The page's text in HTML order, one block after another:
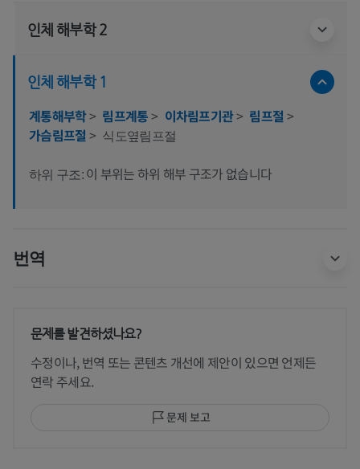
인체 해부학 2
인체 해부학 1
계통해부학> 림프계통> 이차림프기관> 림프절 >
가슴림프절 > 식도옆림프절
하위 구조: 이 부위는 하위 해부 구조가 없습니다
번역
문제를 발견하셨나요?
수정이나, 번역 또는 콘텐츠 개선에 제안이 있으면 언제든
연락 주세요.
문제 보고